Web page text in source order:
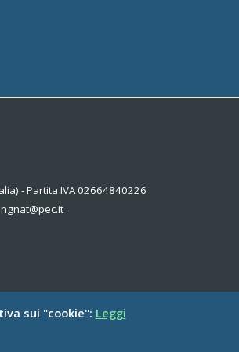
- Partita IVA 02664840226
sui "cookie": Leggi